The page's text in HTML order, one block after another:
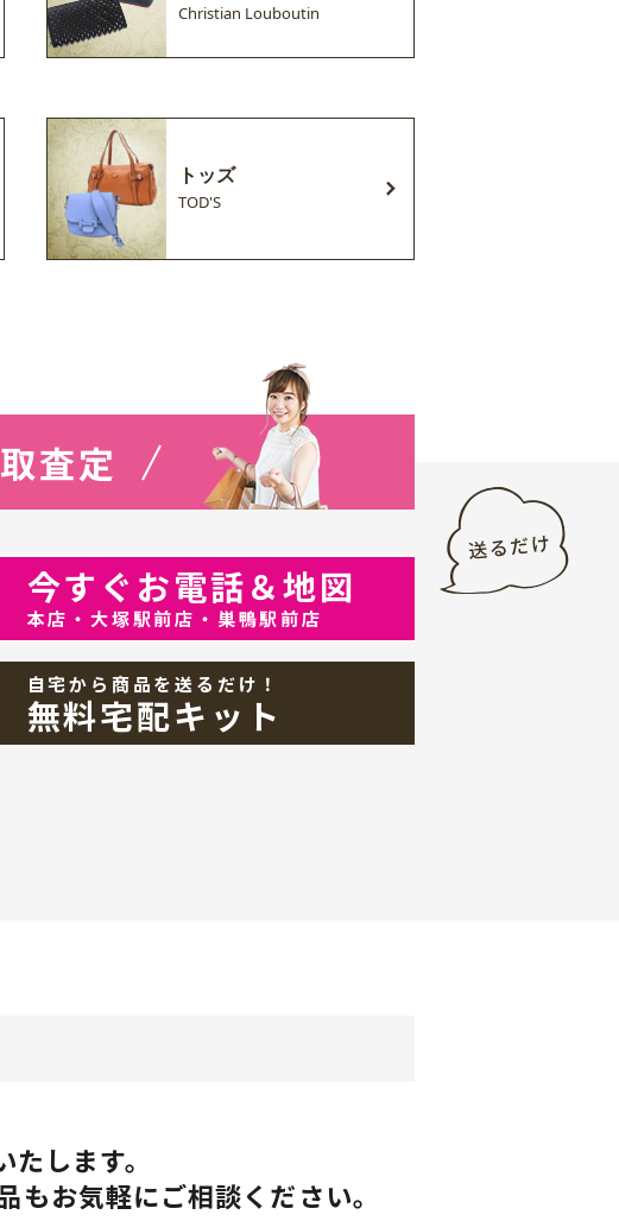
Christian Louboutin
トッズ
TOD'S
査定
今すぐお電話＆地図
本店・大塚駅前店・巣鴨駅前店
自宅から商品を送るだけ！
無料宅配キット
します。
お気軽にご相談ください。